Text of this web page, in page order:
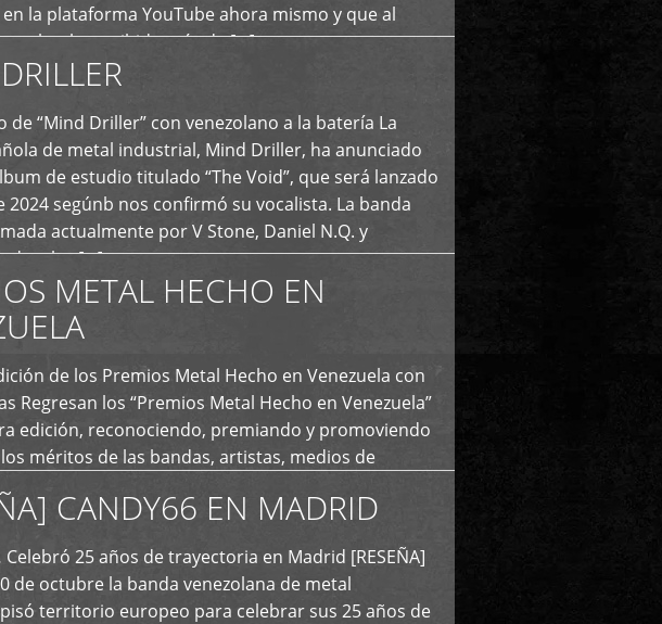
la plataforma YouTube ahora mismo y que al
ya ha recibido más de […]
de “Mind Driller” con venezolano a la batería La
de metal industrial, Mind Driller, ha anunciado
de estudio titulado “The Void”, que será lanzado
2024 segúnb nos confirmó su vocalista. La banda
actualmente por V Stone, Daniel N.Q. y
a las […]
METAL HECHO EN
de los Premios Metal Hecho en Venezuela con
Regresan los “Premios Metal Hecho en Venezuela”
edición, reconociendo, premiando y promoviendo
méritos de las bandas, artistas, medios de
tendencias del metal y […]
CANDY66 EN MADRID
Celebró 25 años de trayectoria en Madrid [RESEÑA]
de octubre la banda venezolana de metal
territorio europeo para celebrar sus 25 años de